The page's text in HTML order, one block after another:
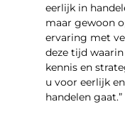
eerlijk in
maar gewoon
ervaring met
deze tijd
kennis en
u voor eerlijk
handelen gaat.”